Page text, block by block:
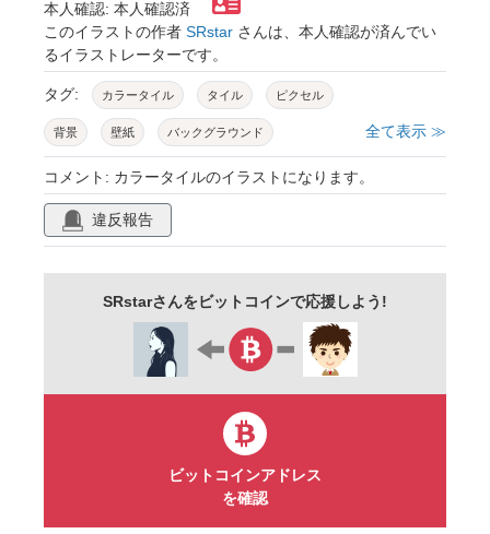
本人確認: 本人確認済
このイラストの作者 SRstar さんは、本人確認が済んでい
るイラストレーターです。
タグ: カラータイル タイル ピクセル
背景 壁紙 バックグラウンド
バックグランド background カバー画像
カバー ブロック
石 ストーン イラスト 素材
全て表示 ≫
コメント: カラータイルのイラストになります。
違反報告
SRstarさんをビットコインで応援しよう!
ビットコインアドレス
を確認